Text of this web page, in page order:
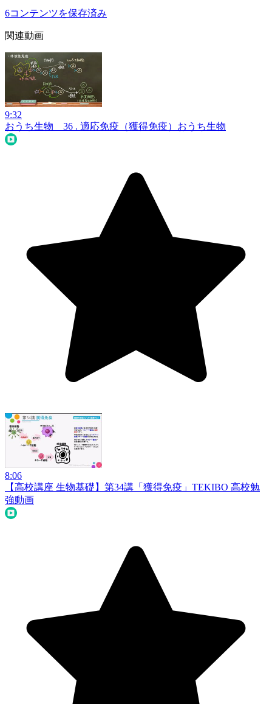
6コンテンツを保存済み
関連動画
9:32
おうち生物 36 . 適応免疫（獲得免疫） おうち生物
8:06
【高校講座 生物基礎】第34講「獲得免疫」 TEKIBO 高校勉
強動画